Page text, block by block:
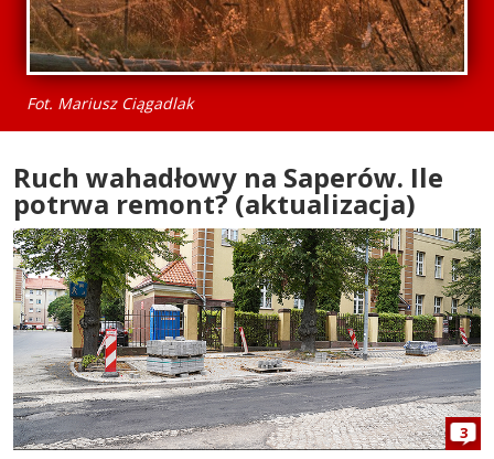
Fot. Mariusz Ciągadlak
Ruch wahadłowy na Saperów. Ile
potrwa remont? (aktualizacja)
3